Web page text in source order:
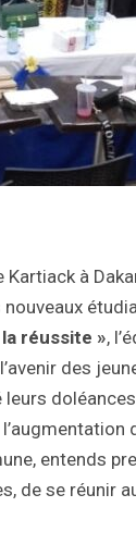
à
réussite »,
des
entends
de se réunir